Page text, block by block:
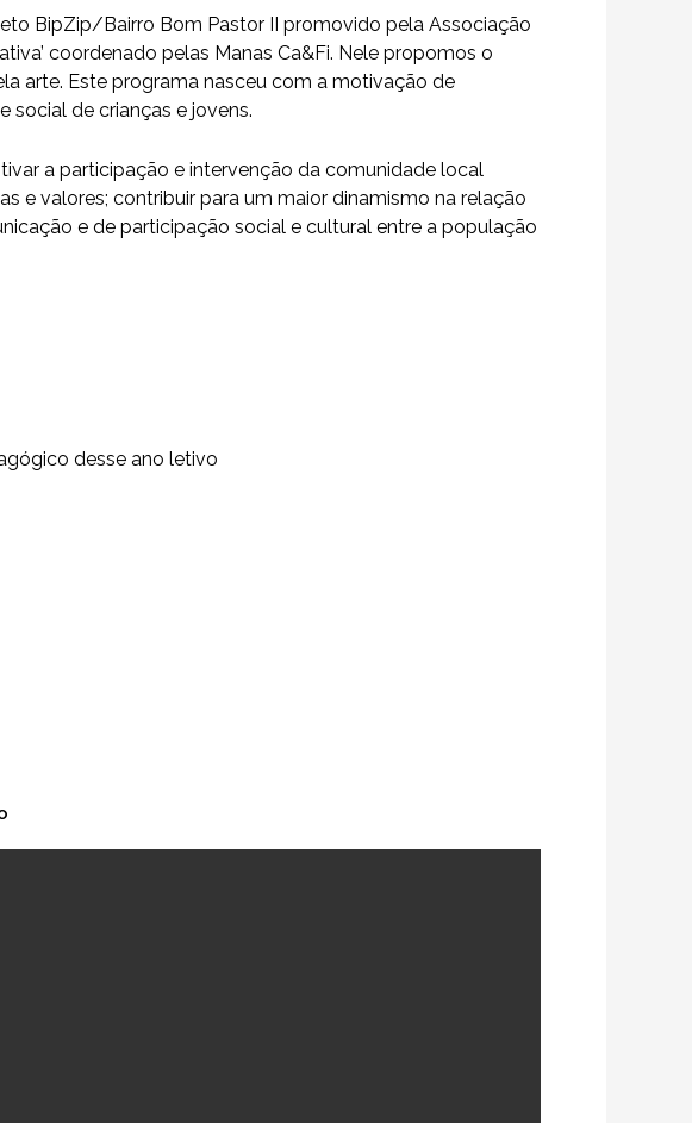
BipZip/Bairro Bom Pastor II promovido pela Associação
coordenado pelas Manas Ca&Fi. Nele propomos o
arte. Este programa nasceu com a motivação de
social de crianças e jovens.
a participação e intervenção da comunidade local
e valores; contribuir para um maior dinamismo na relação
e de participação social e cultural entre a população
desse ano letivo